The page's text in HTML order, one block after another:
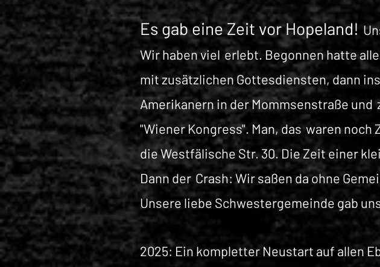
Es gab eine Zeit vor Hopeland!
Wir haben viel erlebt. Begonnen hatte
mit zusätzlichen Gottesdiensten, dann
Amerikanern in der Mommsenstraße und
"Wiener Kongress". Man, das waren noch
die Westfälische Str. 30. Die Zeit einer
Dann der Crash: Wir saßen da ohne
Unsere liebe Schwestergemeinde gab
2025: Ein kompletter Neustart auf allen